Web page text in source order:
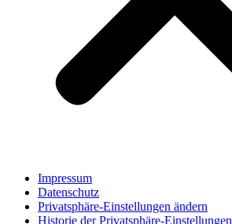
Impressum
Datenschutz
Privatsphäre-Einstellungen ändern
Historie der Privatsphäre-Einstellungen